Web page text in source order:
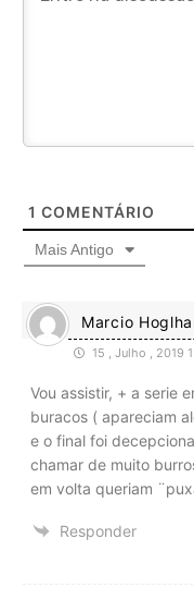
1 COMENTÁRIO
Mais Antigo
Marcio
15 , Julho , 2019
Vou assistir, + a serie
buracos ( apareciam
e o final foi
chamar de muito
em volta queriam
Responder